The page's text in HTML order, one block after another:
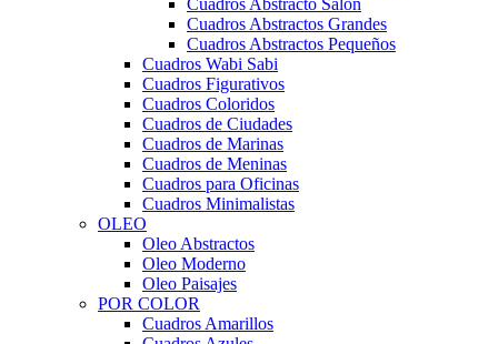
Cuadros Abstracto Salón
Cuadros Abstractos Grandes
Cuadros Abstractos Pequeños
Cuadros Wabi Sabi
Cuadros Figurativos
Cuadros Coloridos
Cuadros de Ciudades
Cuadros de Marinas
Cuadros de Meninas
Cuadros para Oficinas
Cuadros Minimalistas
OLEO
Oleo Abstractos
Oleo Moderno
Oleo Paisajes
POR COLOR
Cuadros Amarillos